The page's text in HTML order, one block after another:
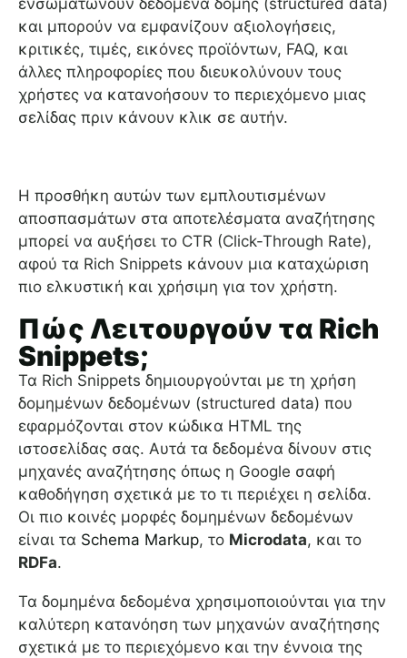
ενσωματώνουν δεδομένα δομής (structured data)
και μπορούν να εμφανίζουν αξιολογήσεις,
κριτικές, τιμές, εικόνες προϊόντων, FAQ, και
άλλες πληροφορίες που διευκολύνουν τους
χρήστες να κατανοήσουν το περιεχόμενο μιας
σελίδας πριν κάνουν κλικ σε αυτήν.
Η προσθήκη αυτών των εμπλουτισμένων
αποσπασμάτων στα αποτελέσματα αναζήτησης
μπορεί να αυξήσει το CTR (Click-Through Rate),
αφού τα Rich Snippets κάνουν μια καταχώριση
πιο ελκυστική και χρήσιμη για τον χρήστη.
Πώς Λειτουργούν τα Rich
Snippets;
Τα Rich Snippets δημιουργούνται με τη χρήση
δομημένων δεδομένων (structured data) που
εφαρμόζονται στον κώδικα HTML της
ιστοσελίδας σας. Αυτά τα δεδομένα δίνουν στις
μηχανές αναζήτησης όπως η Google σαφή
καθοδήγηση σχετικά με το τι περιέχει η σελίδα.
Οι πιο κοινές μορφές δομημένων δεδομένων
είναι τα Schema Markup, το Microdata, και το
RDFa.
Τα δομημένα δεδομένα χρησιμοποιούνται για την
καλύτερη κατανόηση των μηχανών αναζήτησης
σχετικά με το περιεχόμενο και την έννοια της